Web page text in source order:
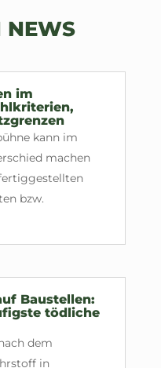
NEWS
im
kann im
machen
bzw.
Baustellen:
tödliche
dem
in